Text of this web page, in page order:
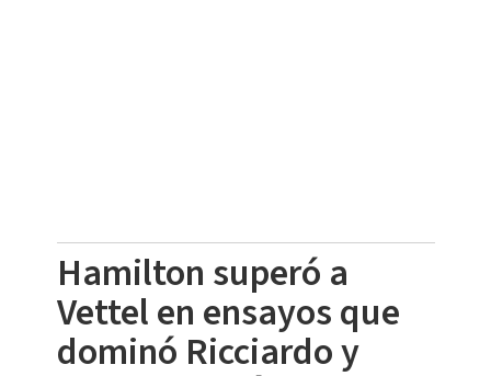
Hamilton superó a
Vettel en ensayos que
dominó Ricciardo y